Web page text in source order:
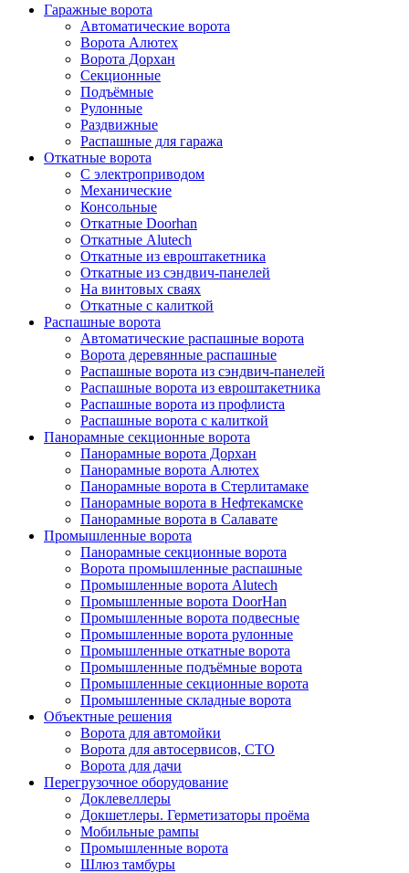
Гаражные ворота
Автоматические ворота
Ворота Алютех
Ворота Дорхан
Секционные
Подъёмные
Рулонные
Раздвижные
Распашные для гаража
Откатные ворота
С электроприводом
Механические
Консольные
Откатные Doorhan
Откатные Alutech
Откатные из евроштакетника
Откатные из сэндвич-панелей
На винтовых сваях
Откатные с калиткой
Распашные ворота
Автоматические распашные ворота
Ворота деревянные распашные
Распашные ворота из сэндвич-панелей
Распашные ворота из евроштакетника
Распашные ворота из профлиста
Распашные ворота с калиткой
Панорамные секционные ворота
Панорамные ворота Дорхан
Панорамные ворота Алютех
Панорамные ворота в Стерлитамаке
Панорамные ворота в Нефтекамске
Панорамные ворота в Салавате
Промышленные ворота
Панорамные секционные ворота
Ворота промышленные распашные
Промышленные ворота Alutech
Промышленные ворота DoorHan
Промышленные ворота подвесные
Промышленные ворота рулонные
Промышленные откатные ворота
Промышленные подъёмные ворота
Промышленные секционные ворота
Промышленные складные ворота
Объектные решения
Ворота для автомойки
Ворота для автосервисов, СТО
Ворота для дачи
Перегрузочное оборудование
Доклевеллеры
Докшетлеры. Герметизаторы проёма
Мобильные рампы
Промышленные ворота
Шлюз тамбуры